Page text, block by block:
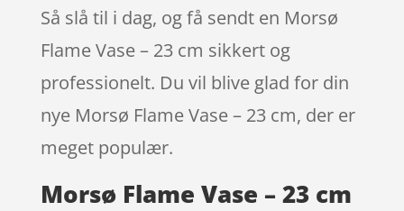
Så slå til i dag, og få sendt en Morsø
Flame Vase – 23 cm sikkert og
professionelt. Du vil blive glad for din
nye Morsø Flame Vase – 23 cm, der er
meget populær.
Morsø Flame Vase – 23 cm